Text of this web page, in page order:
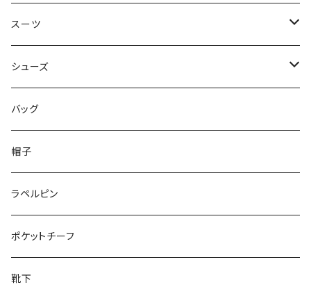
50/XL～
48/L
50/XL～
46/M
48/L
50/XL～
～44/S
46/M
48/L
50/XL～
スーツ
～44/S
46/M
48/L
50/XL～
シューズ
～25.5cm
26cm～
27cm～
28cm～
バッグ
帽子
ラペルピン
ポケットチーフ
靴下